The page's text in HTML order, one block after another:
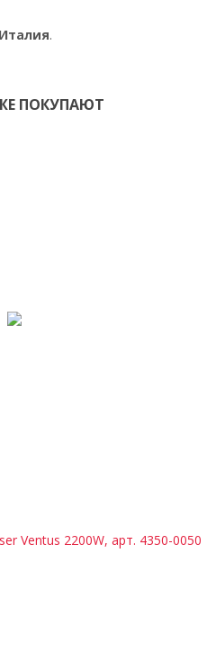
Италия.
ПОКУПАЮТ
Ventus 2200W, арт. 4350-0050